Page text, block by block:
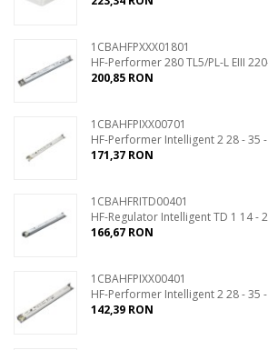
1CBAHFPXXX01801
HF-Performer 280 TL5/PL-L EIII
200,85 RON
1CBAHFPIXX00701
HF-Performer Intelligent 2 28 - 35
171,37 RON
1CBAHFRITD00401
HF-Regulator Intelligent TD 1 14 -
166,67 RON
1CBAHFPIXX00401
HF-Performer Intelligent 2 28 - 35
142,39 RON